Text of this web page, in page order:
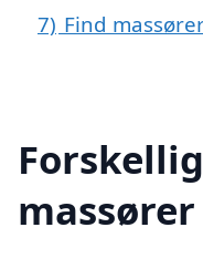
7) Find